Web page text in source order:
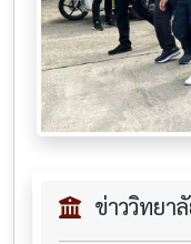
ข่าววิทยา